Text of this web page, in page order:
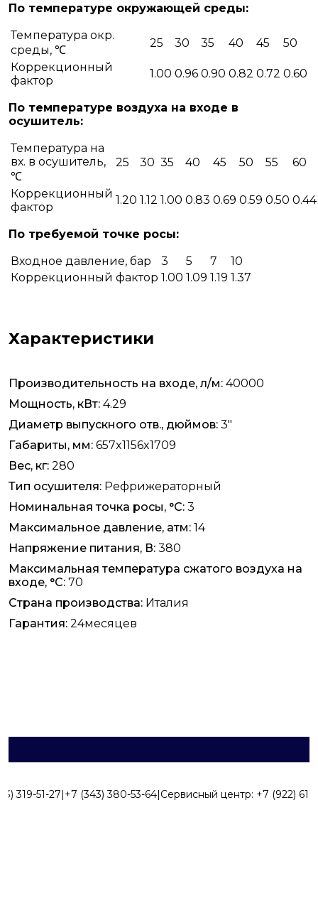
По температуре окружающей среды:
Температура окр.
среды, ℃
25 30 35 40 45
50
Коррекционный
фактор
1.00 0.96 0.90 0.82 0.72 0.60
По температуре воздуха на входе в
осушитель:
Температура на
вх. в осушитель,
℃
25 30 35 40 45 50 55 60
Коррекционный
фактор
1.20 1.12 1.00 0.83 0.69 0.59 0.50 0.44
По требуемой точке росы:
Входное давление, бар
3 5 7
10
Коррекционный фактор 1.00 1.09 1.19 1.37
Характеристики
Производительность на входе, л/м: 40000
Мощность, кВт: 4.29
Диаметр выпускного отв., дюймов: 3"
Габариты, мм: 657x1156x1709
Вес, кг: 280
Тип осушителя: Рефрижераторный
Номинальная точка росы, °C: 3
Максимальное давление, атм: 14
Напряжение питания, В: 380
Максимальная температура сжатого воздуха на
входе, °C: 70
Страна производства: Италия
Гарантия: 24месяцев
319-51-27|+7 (343) 380-53-64|Сервисный центр: +7 (922)